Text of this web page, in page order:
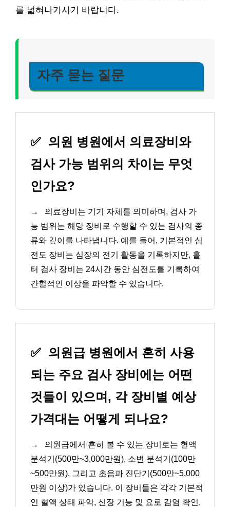
를 넓혀나가시기 바랍니다.
자주 묻는 질문
✅ 의원 병원에서 의료장비와
검사 가능 범위의 차이는 무엇
인가요?
→
의료장비는 기기 자체를 의미하며, 검사 가
능 범위는 해당 장비로 수행할 수 있는 검사의 종
류와 깊이를 나타냅니다. 예를 들어, 기본적인 심
전도 장비는 심장의 전기 활동을 기록하지만, 홀
터 검사 장비는 24시간 동안 심전도를 기록하여
간헐적인 이상을 파악할 수 있습니다.
✅ 의원급 병원에서 흔히 사용
되는 주요 검사 장비에는 어떤
것들이 있으며, 각 장비별 예상
가격대는 어떻게 되나요?
→
의원급에서 흔히 볼 수 있는 장비로는 혈액
분석기(500만~3,000만원), 소변 분석기(100만
~500만원), 그리고 초음파 진단기(500만~5,000
만원 이상)가 있습니다. 이 장비들은 각각 기본적
인 혈액 상태 파악, 신장 기능 및 요로 감염 확인,